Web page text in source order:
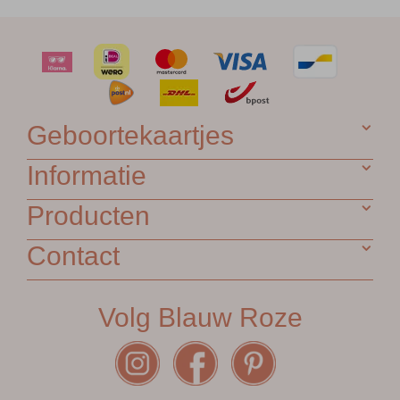
Geboortekaartjes
Informatie
Producten
Contact
Volg Blauw Roze